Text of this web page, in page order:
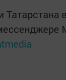
Татарстана в